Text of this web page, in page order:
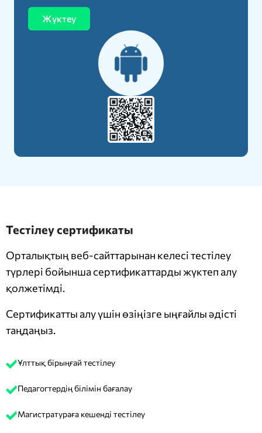
Жүктеу
Тестілеу сертификаты
Орталықтың веб-сайттарынан келесі тестілеу
түрлері бойынша сертификаттарды жүктеп алу
қолжетімді.
Сертификатты алу үшін өзіңізге ыңғайлы әдісті
таңдаңыз.
Ұлттық бірыңғай тестілеу
Педагогтердің білімін бағалау
Магистратураға кешенді тестілеу